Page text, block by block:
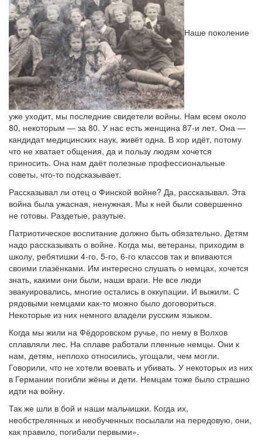
Наше поколение
уже уходит, мы последние свидетели войны. Нам всем около
80, некоторым — за 80. У нас есть женщина 87-и лет. Она —
кандидат медицинских наук, живёт одна. В хор идёт, потому
что не хватает общения, да и пользу людям хочется
приносить. Она нам даёт полезные профессиональные
советы, что-то подсказывает.
Рассказывал ли отец о Финской войне? Да, рассказывал. Эта
война была ужасная, ненужная. Мы к ней были совершенно
не готовы. Раздетые, разутые.
Патриотическое воспитание должно быть обязательно. Детям
надо рассказывать о войне. Когда мы, ветераны, приходим в
школу, ребятишки 4-го, 5-го, 6-го классов так и впиваются
своими глазёнками. Им интересно слушать о немцах, хочется
знать, какими они были, наши враги. Не все люди
эвакуировались, многие остались в оккупации. И выжили. С
рядовыми немцами как-то можно было договориться.
Некоторые из них немного владели русским языком.
Когда мы жили на Фёдоровском ручье, по нему в Волхов
сплавляли лес. На сплаве работали пленные немцы. Они к
нам, детям, неплохо относились, угощали, чем могли.
Говорили, что не хотели воевать и убивать. У некоторых из них
в Германии погибли жёны и дети. Немцам тоже было страшно
идти на войну.
Так же шли в бой и наши мальчишки. Когда их,
необстрелянных и необученных посылали на передовую, они,
как правило, погибали первыми».